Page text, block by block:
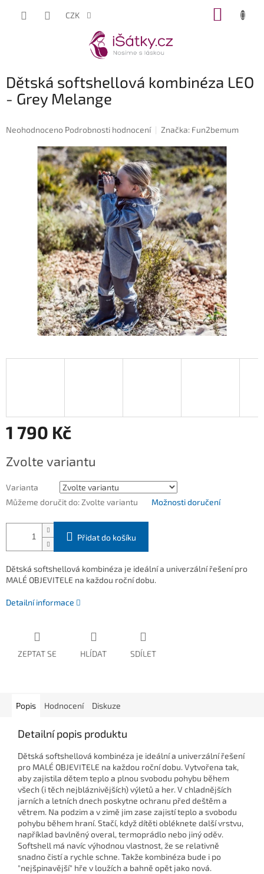
CZK
Dětská softshellová kombinéza LEO
- Grey Melange
Průměrné
produktu
hvězdiček.
Neohodnoceno Podrobnosti hodnocení Značka: Fun2bemum
1 790 Kč
cena:
Zvolte variantu
Varianta
Můžeme doručit do: Zvolte variantu Možnosti doručení
Přidat do košíku
Dětská softshellová kombinéza je ideální a univerzální řešení pro
MALÉ OBJEVITELE na každou roční dobu.
Detailní informace
ZEPTAT SE HLÍDAT SDÍLET
Popis Hodnocení Diskuze
Detailní popis produktu
Dětská softshellová kombinéza je ideální a univerzální řešení
pro MALÉ OBJEVITELE na každou roční dobu. Vytvořena tak,
aby zajistila dětem teplo a plnou svobodu pohybu během
všech (i těch nejbláznivějších) výletů a her. V chladnějších
jarních a letních dnech poskytne ochranu před deštěm a
větrem. Na podzim a v zimě jim zase zajistí teplo a svobodu
pohybu během hraní. Stačí, když dítěti obléknete další vrstvu,
například bavlněný overal, termoprádlo nebo jiný oděv.
Softshell má navíc výhodnou vlastnost, že se relativně
snadno čistí a rychle schne. Takže kombinéza bude i po
"nejšpinavější" hře v loužích a bahně opět jako nová.